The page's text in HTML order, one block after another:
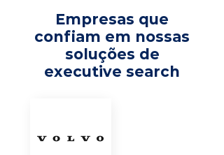
Empresas que
confiam em nossas
soluções de
executive search